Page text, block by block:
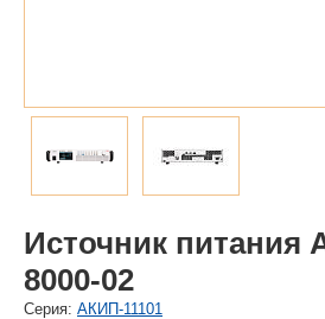
Источник питания
8000-02
Cерия: АКИП-11101